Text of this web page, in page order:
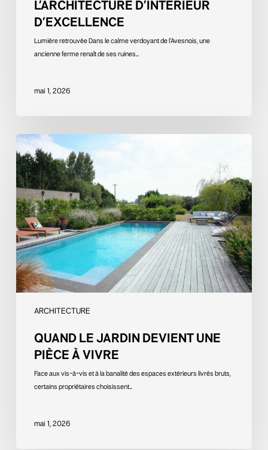
L’ARCHITECTURE D’INTÉRIEUR
D’EXCELLENCE
Lumière retrouvée Dans le calme verdoyant de l’Avesnois, une
ancienne ferme renaît de ses ruines…
mai 1, 2026
ARCHITECTURE
Quand
le
jardin
devient
une
pièce
à
vivre
QUAND LE JARDIN DEVIENT UNE
PIÈCE À VIVRE
Face aux vis-à-vis et à la banalité des espaces extérieurs livrés bruts,
certains propriétaires choisissent…
mai 1, 2026